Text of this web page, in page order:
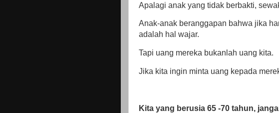
Apalagi anak yang tidak berbakti,
Anak-anak beranggapan bahwa jika
adalah hal wajar.
Tapi uang mereka bukanlah uang kita.
Jika kita ingin minta uang kepada
Kita yang berusia 65 -70 tahun,